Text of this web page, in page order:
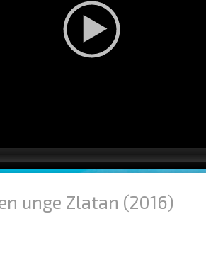
unge Zlatan (2016)